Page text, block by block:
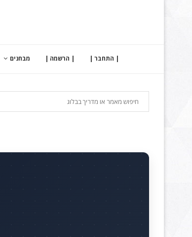
| התחבר | | הרשמה | מבחנים